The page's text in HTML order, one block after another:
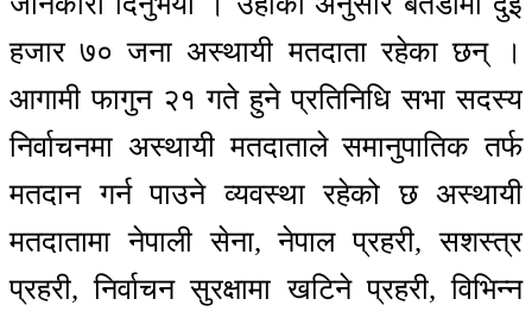
हजार ७० जना अस्थायी मतदाता रहेका छन् ।
आगामी फागुन २१ गते हुने प्रतिनिधि सभा सदस्य
निर्वाचनमा अस्थायी मतदाताले समानुपातिक तर्फ
मतदान गर्न पाउने व्यवस्था रहेको छ अस्थायी
मतदातामा नेपाली सेना, नेपाल प्रहरी, सशस्त्र
प्रहरी, निर्वाचन सुरक्षामा खटिने प्रहरी, विभिन्न